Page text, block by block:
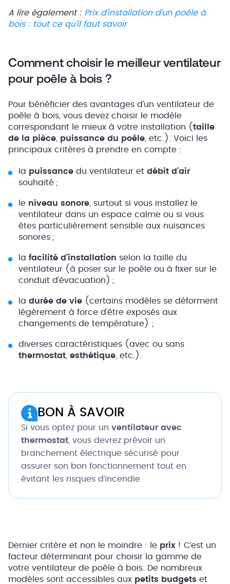
A lire également : Prix d’installation d’un poêle à
bois : tout ce qu’il faut savoir
Comment choisir le meilleur ventilateur
pour poêle à bois ?
Pour bénéficier des avantages d’un ventilateur de
poêle à bois, vous devez choisir le modèle
correspondant le mieux à votre installation ( taille
de la pièce puissance du poêle , etc.). Voici les
principaux critères à prendre en compte :
la puissance du ventilateur et débit d’air
souhaité ;
le niveau sonore , surtout si vous installez le
ventilateur dans un espace calme ou si vous
êtes particulièrement sensible aux nuisances
sonores ;
la facilité d’installation selon la taille du
ventilateur (à poser sur le poêle ou à fixer sur le
conduit d’évacuation) ;
la durée de vie (certains modèles se déforment
légèrement à force d’être exposés aux
changements de température) ;
diverses caractéristiques (avec ou sans
thermostat esthétique , etc.).
BON À SAVOIR
Si vous optez pour un ventilateur avec
thermostat , vous devrez prévoir un
branchement électrique sécurisé pour
assurer son bon fonctionnement tout en
évitant les risques d’incendie.
Dernier critère et non le moindre : le prix ! C’est un
facteur déterminant pour choisir la gamme de
votre ventilateur de poêle à bois. De nombreux
modèles sont accessibles aux petits budgets et